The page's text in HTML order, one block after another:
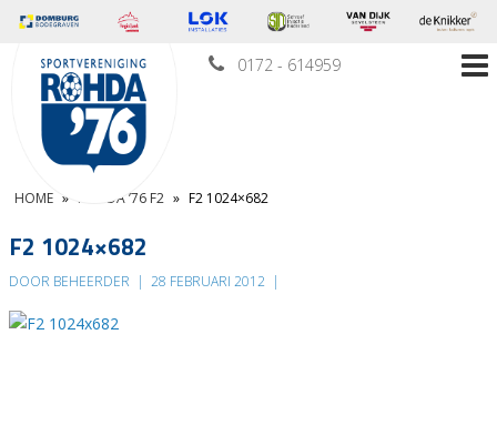
0172 - 614959
HOME » ROHDA ’76 F2 » F2 1024×682
F2 1024×682
DOOR BEHEERDER | 28 FEBRUARI 2012 |